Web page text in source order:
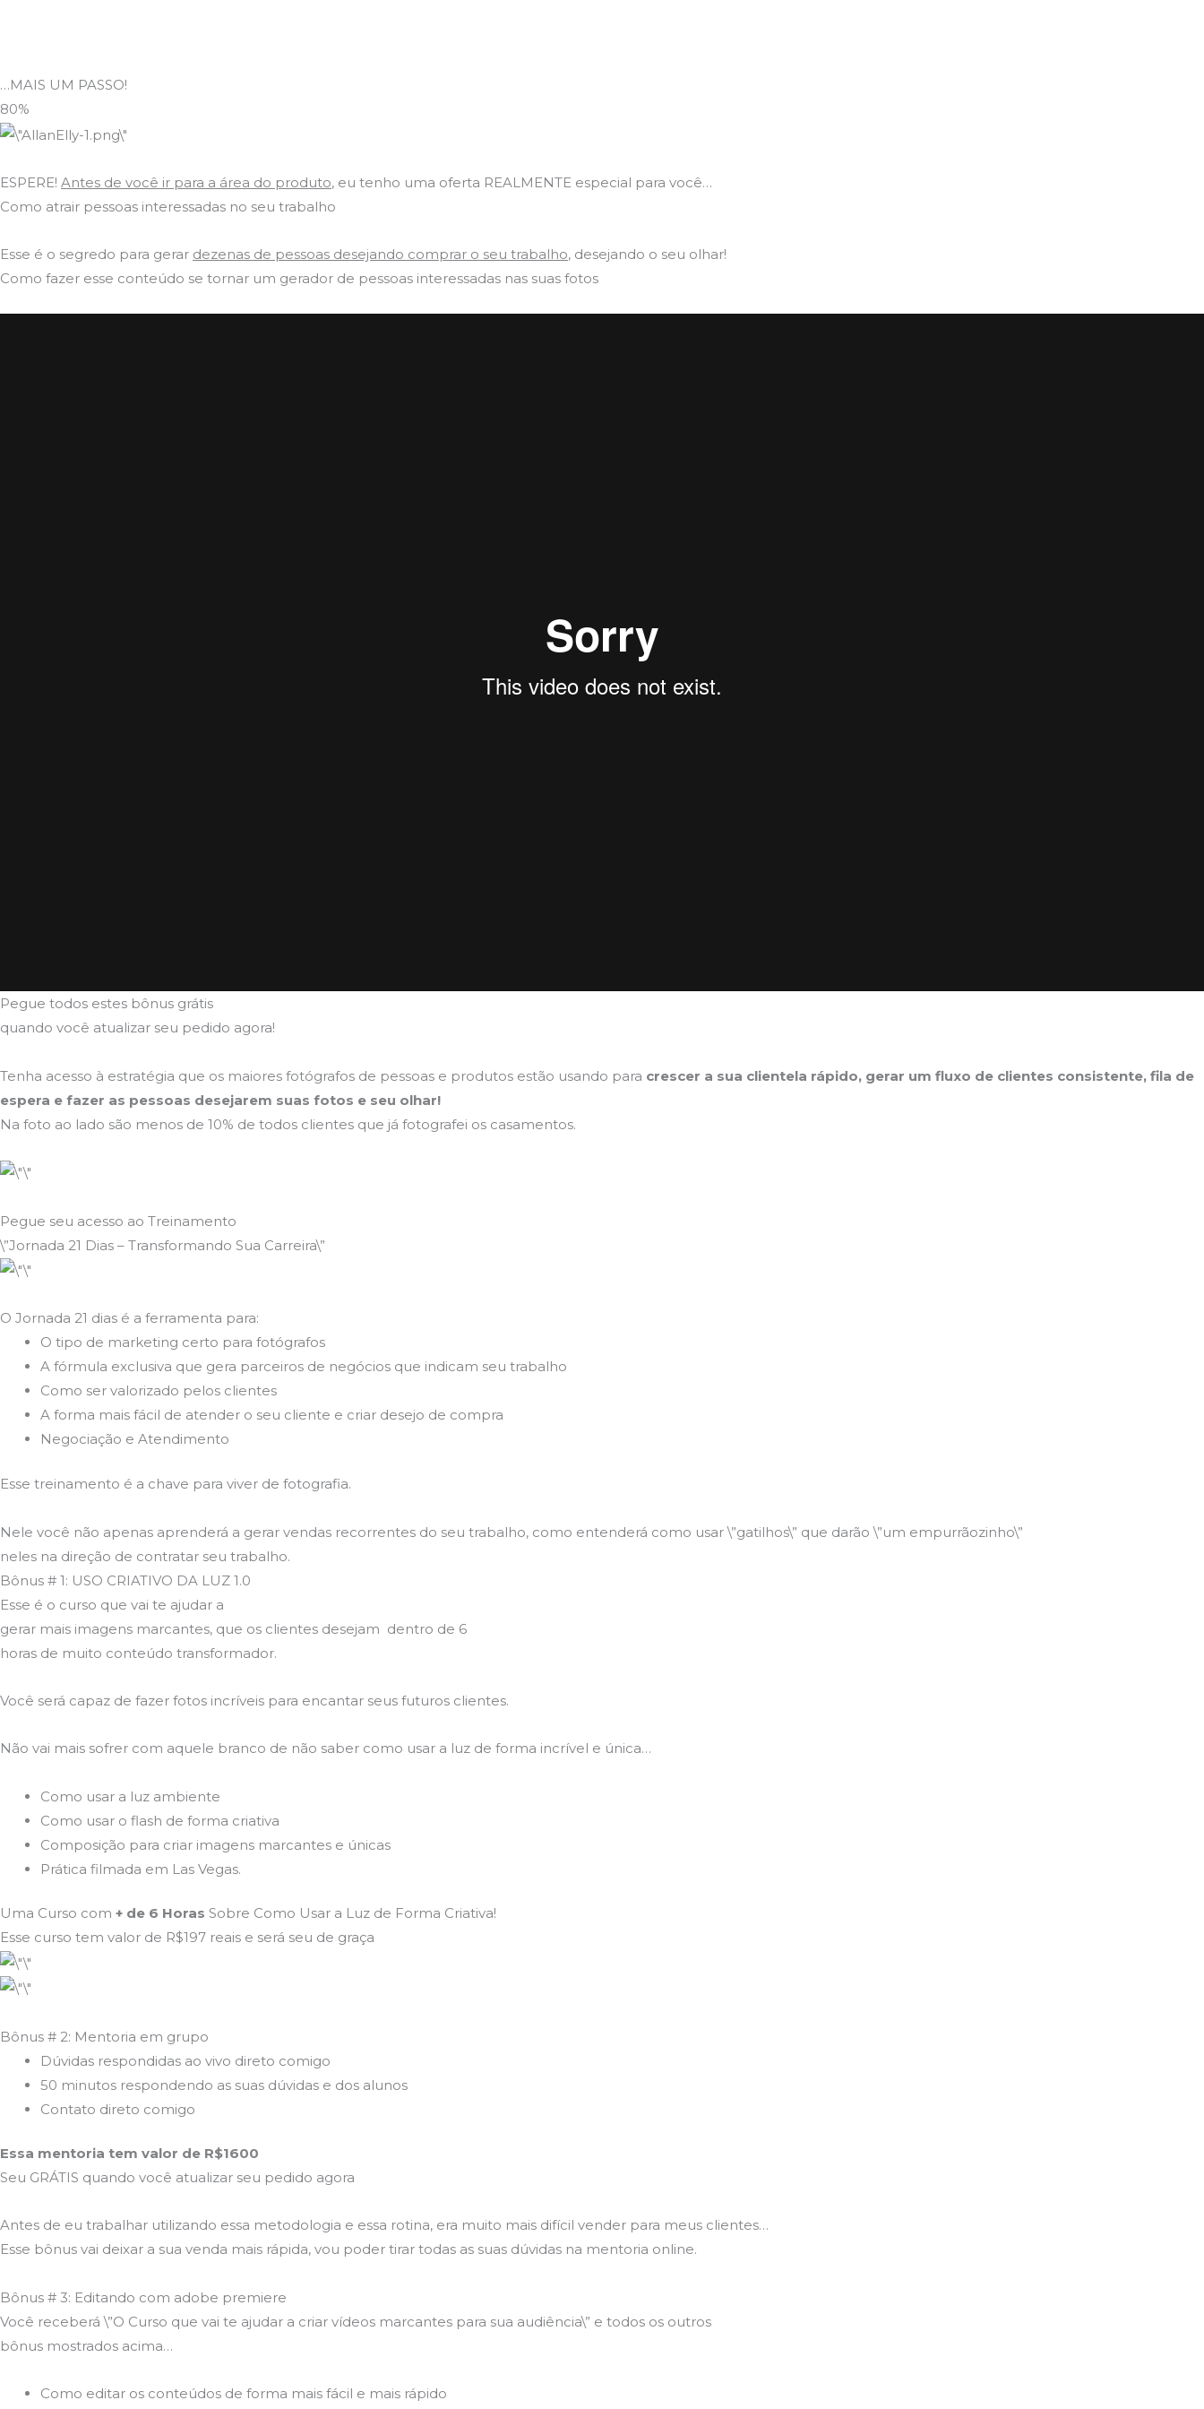
…MAIS UM PASSO!
80%
ESPERE! Antes de você ir para a área do produto, eu tenho uma oferta REALMENTE especial para você…
Como atrair pessoas interessadas no seu trabalho
Esse é o segredo para gerar dezenas de pessoas desejando comprar o seu trabalho, desejando o seu olhar!​
Como fazer esse conteúdo se tornar um gerador de pessoas interessadas nas suas fotos
Pegue todos estes bônus grátis
quando você atualizar seu pedido agora!
Tenha acesso à estratégia que os maiores fotógrafos de pessoas e produtos estão usando para crescer a sua clientela rápido, gerar um fluxo de clientes consistente, fila de
espera e fazer as pessoas desejarem suas fotos e seu olhar!
Na foto ao lado são menos de 10% de todos clientes que já fotografei os casamentos.
Pegue seu acesso ao Treinamento
\”Jornada 21 Dias – Transformando Sua Carreira\”
O Jornada 21 dias é a ferramenta para:
O tipo de marketing certo para fotógrafos
A fórmula exclusiva que gera parceiros de negócios que indicam seu trabalho
Como ser valorizado pelos clientes
A forma mais fácil de atender o seu cliente e criar desejo de compra
Negociação e Atendimento
Esse treinamento é a chave para viver de fotografia.
Nele você não apenas aprenderá a gerar vendas recorrentes do seu trabalho, como entenderá como usar \”gatilhos\” que darão \”um empurrãozinho\”
neles na direção de contratar seu trabalho.
Bônus # 1: USO CRIATIVO DA LUZ 1.0
Esse é o curso que vai te ajudar a
gerar mais imagens marcantes, que os clientes desejam dentro de 6
horas de muito conteúdo transformador.
Você será capaz de fazer fotos incríveis para encantar seus futuros clientes.
Não vai mais sofrer com aquele branco de não saber como usar a luz de forma incrível e única…
Como usar a luz ambiente
Como usar o flash de forma criativa
Composição para criar imagens marcantes e únicas
Prática filmada em Las Vegas.
Uma Curso com + de 6 Horas Sobre Como Usar a Luz de Forma Criativa!
Esse curso tem valor de R$197 reais e será seu de graça
Bônus # 2: Mentoria em grupo
Dúvidas respondidas ao vivo direto comigo
50 minutos respondendo as suas dúvidas e dos alunos
Contato direto comigo
Essa mentoria tem valor de R$1600
Seu GRÁTIS quando você atualizar seu pedido agora
Antes de eu trabalhar utilizando essa metodologia e essa rotina, era muito mais difícil vender para meus clientes…
Esse bônus vai deixar a sua venda mais rápida, vou poder tirar todas as suas dúvidas na mentoria online.
Bônus # 3: Editando com adobe premiere
Você receberá \”O Curso que vai te ajudar a criar vídeos marcantes para sua audiência\” e todos os outros
bônus mostrados acima…
Como editar os conteúdos de forma mais fácil e mais rápido